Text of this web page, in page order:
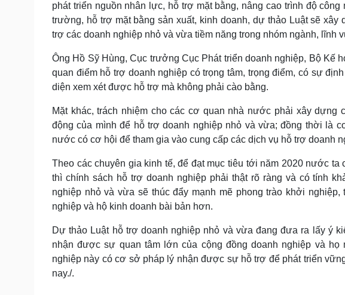
phát triển nguồn nhân lực, hỗ trợ mặt bằng, nâng cao trình độ
trường, hỗ trợ mặt bằng sản xuất, kinh doanh, dự thảo Luật sẽ
trợ các doanh nghiệp nhỏ và vừa tiềm năng trong nhóm ngành, lĩnh
Ông Hồ Sỹ Hùng, Cục trưởng Cục Phát triển doanh nghiệp, Bộ Kế
quan điểm hỗ trợ doanh nghiệp có trọng tâm, trọng điểm, có sự
diện xem xét được hỗ trợ mà không phải cào bằng.
Mặt khác, trách nhiệm cho các cơ quan nhà nước phải xây
động của mình để hỗ trợ doanh nghiệp nhỏ và vừa; đồng thời là
nước có cơ hội để tham gia vào cung cấp các dịch vụ hỗ trợ doanh
Theo các chuyên gia kinh tế, để đạt mục tiêu tới năm 2020 nước
thì chính sách hỗ trợ doanh nghiệp phải thật rõ ràng và có tính
nghiệp nhỏ và vừa sẽ thúc đẩy mạnh mẽ phong trào khởi
nghiệp và hộ kinh doanh bài bản hơn.
Dự thảo Luật hỗ trợ doanh nghiệp nhỏ và vừa đang đưa ra lấy ý
nhận được sự quan tâm lớn của cộng đồng doanh nghiệp và họ
nghiệp này có cơ sở pháp lý nhận được sự hỗ trợ để phát triển
nay./.